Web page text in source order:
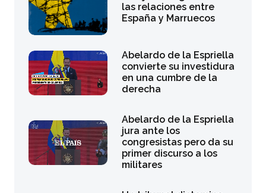
las relaciones entre
España y Marruecos
Abelardo de la Espriella
convierte su investidura
en una cumbre de la
derecha
Abelardo de la Espriella
jura ante los
congresistas pero da su
primer discurso a los
militares